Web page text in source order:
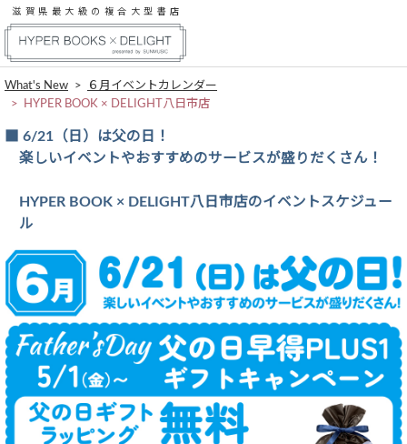
滋賀県最大級の複合大型書店
What's New
６月イベントカレンダー
HYPER BOOK × DELIGHT八日市店
6/21（日）は父の日！
楽しいイベントやおすすめのサービスが盛りだくさん！
HYPER BOOK × DELIGHT八日市店のイベントスケジュー
ル